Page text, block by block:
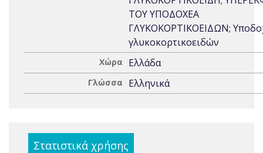
ΤΟΥ ΥΠΟΔΟΧΕΑ
ΓΛΥΚΟΚΟΡΤΙΚΟΕΙΔΩΝ;
γλυκοκορτικοειδών
Χώρα Ελλάδα
Γλώσσα Ελληνικά
Στατιστικά χρήσης